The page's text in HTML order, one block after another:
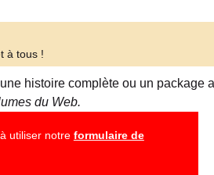
à tous !
histoire complète ou un package
du Web.
utiliser notre formulaire de